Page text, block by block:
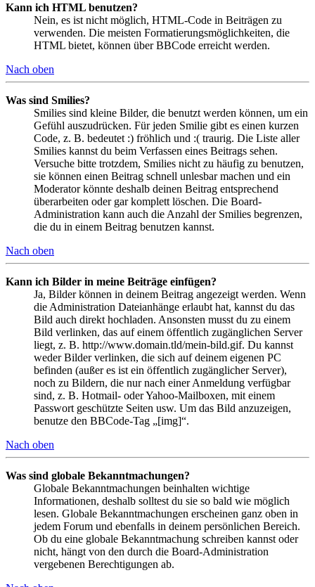
Kann ich HTML benutzen?
Nein, es ist nicht möglich, HTML-Code in Beiträgen zu
verwenden. Die meisten Formatierungsmöglichkeiten, die
HTML bietet, können über BBCode erreicht werden.
Nach oben
Was sind Smilies?
Smilies sind kleine Bilder, die benutzt werden können, um ein
Gefühl auszudrücken. Für jeden Smilie gibt es einen kurzen
Code, z. B. bedeutet :) fröhlich und :( traurig. Die Liste aller
Smilies kannst du beim Verfassen eines Beitrags sehen.
Versuche bitte trotzdem, Smilies nicht zu häufig zu benutzen,
sie können einen Beitrag schnell unlesbar machen und ein
Moderator könnte deshalb deinen Beitrag entsprechend
überarbeiten oder gar komplett löschen. Die Board-
Administration kann auch die Anzahl der Smilies begrenzen,
die du in einem Beitrag benutzen kannst.
Nach oben
Kann ich Bilder in meine Beiträge einfügen?
Ja, Bilder können in deinem Beitrag angezeigt werden. Wenn
die Administration Dateianhänge erlaubt hat, kannst du das
Bild auch direkt hochladen. Ansonsten musst du zu einem
Bild verlinken, das auf einem öffentlich zugänglichen Server
liegt, z. B. http://www.domain.tld/mein-bild.gif. Du kannst
weder Bilder verlinken, die sich auf deinem eigenen PC
befinden (außer es ist ein öffentlich zugänglicher Server),
noch zu Bildern, die nur nach einer Anmeldung verfügbar
sind, z. B. Hotmail- oder Yahoo-Mailboxen, mit einem
Passwort geschützte Seiten usw. Um das Bild anzuzeigen,
benutze den BBCode-Tag „[img]“.
Nach oben
Was sind globale Bekanntmachungen?
Globale Bekanntmachungen beinhalten wichtige
Informationen, deshalb solltest du sie so bald wie möglich
lesen. Globale Bekanntmachungen erscheinen ganz oben in
jedem Forum und ebenfalls in deinem persönlichen Bereich.
Ob du eine globale Bekanntmachung schreiben kannst oder
nicht, hängt von den durch die Board-Administration
vergebenen Berechtigungen ab.